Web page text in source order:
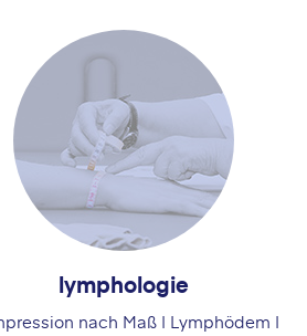
lymphologie
nach Maß | Lymphödem |